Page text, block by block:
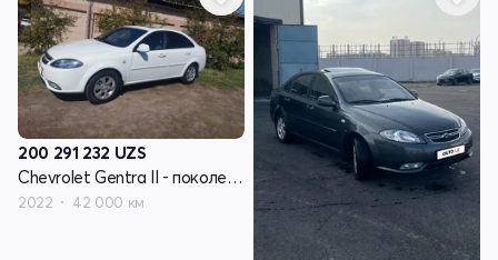
200 291 232 UZS
Chevrolet Gentra II - поколение
2022 42 000 км